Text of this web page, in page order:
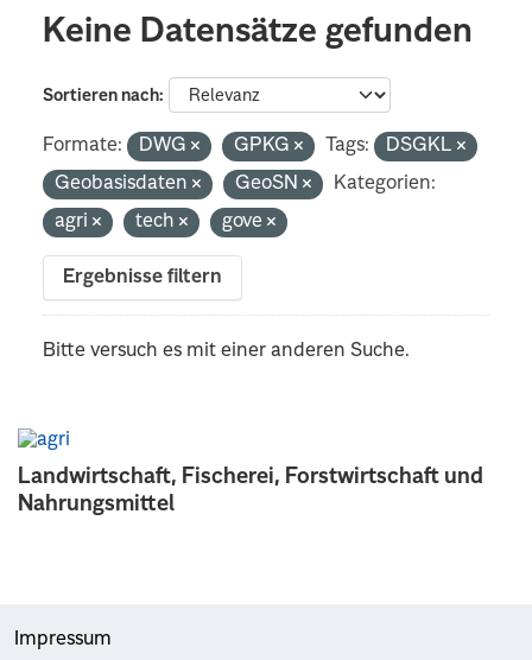
Landwirtschaft, Fischerei, Forstwirtschaft und
Nahrungsmittel
Keine Datensätze gefunden
Sortieren nach
Formate: DWG GPKG Tags:
DSGKL
Geobasisdaten
GeoSN
Kategorien:
agri
tech gove
Ergebnisse filtern
Bitte versuch es mit einer anderen Suche.
Impressum